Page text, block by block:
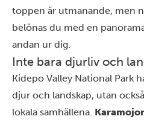
toppen är utmanande, men
belönas du med en
andan ur dig.
Inte bara djurliv och
Kidepo Valley National Park
djur och landskap, utan
lokala samhällena.